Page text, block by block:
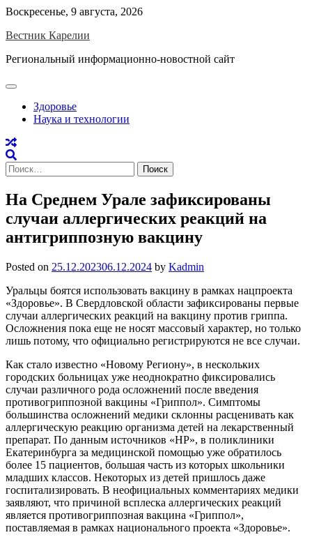
Skip
content
Воскресенье, 9 августа, 2026
Вестник Карелии
Региональный информационно-новостной сайт
Здоровье
Наука и технологии
Найти:
На Среднем Урале зафиксированы
случаи аллергических реакций на
антигриппозную вакцину
Posted on 25.12.202306.12.2024 by Kadmin
Уральцы боятся использовать вакцину в рамках нацпроекта
«Здоровье». В Свердловской области зафиксированы первые
случаи аллергических реакций на вакцину против гриппа.
Осложнения пока еще не носят массовый характер, но только
лишь потому, что официально регистрируются не все случаи.
Как стало известно «Новому Региону», в нескольких
городских больницах уже неоднократно фиксировались
случаи различного рода осложнений после введения
противогриппозной вакцины «Гриппол». Симптомы
большинства осложнений медики склонны расценивать как
аллергическую реакцию организма детей на лекарственный
препарат. По данным источников «НР», в поликлиники
Екатеринбурга за медицинской помощью уже обратилось
более 15 пациентов, большая часть из которых школьники
младших классов. Некоторых из детей пришлось даже
госпитализировать. В неофициальных комментариях медики
заявляют, что причиной всплеска аллергических реакций
является противогриппозная вакцина «Гриппол»,
поставляемая в рамках национального проекта «Здоровье».